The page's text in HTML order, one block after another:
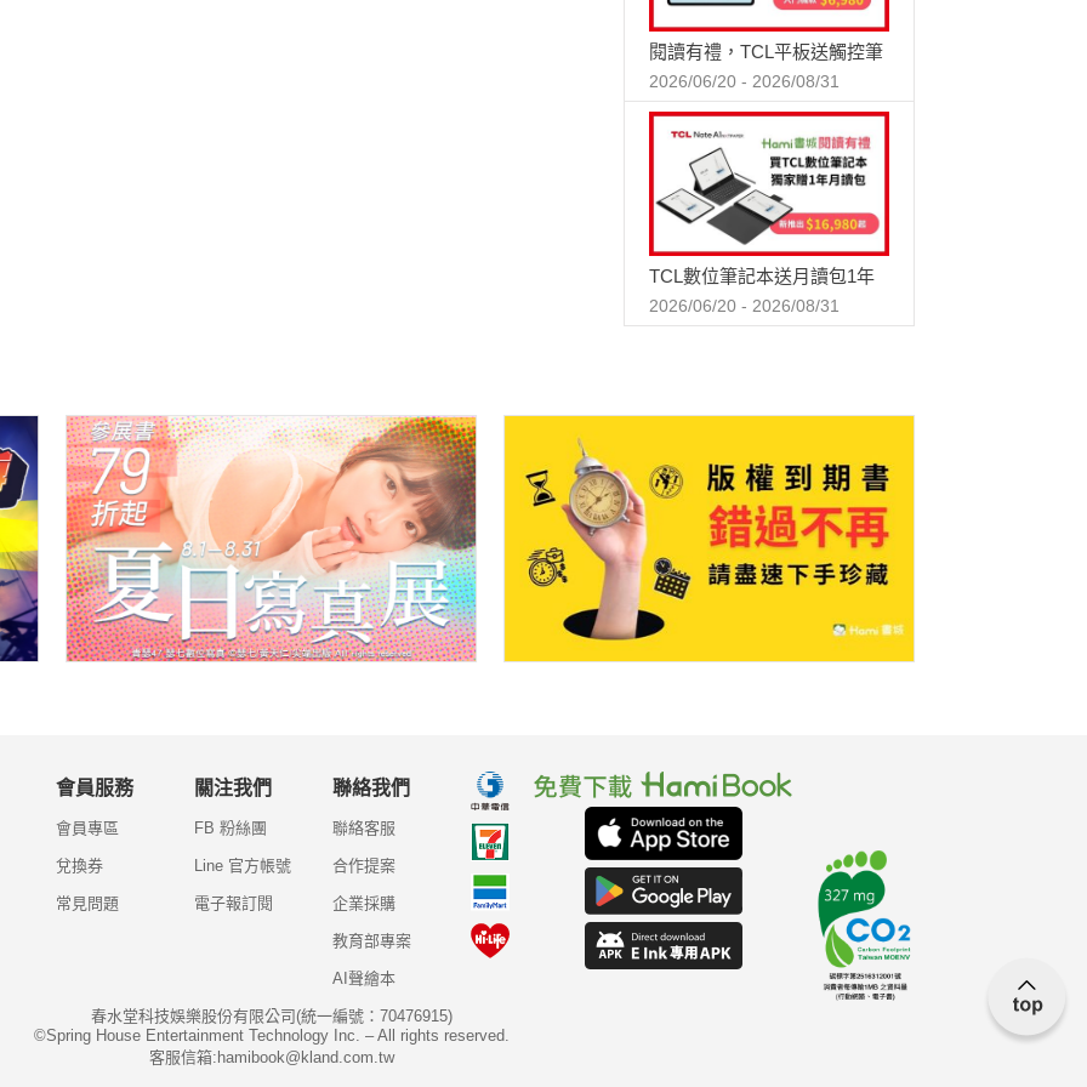
閱讀有禮，TCL平板送觸控筆
2026/06/20 - 2026/08/31
TCL數位筆記本送月讀包1年
2026/06/20 - 2026/08/31
會員服務
會員專區
兌換券
常見問題
關注我們
FB 粉絲團
Line 官方帳號
電子報訂閱
聯絡我們
聯絡客服
合作提案
企業採購
教育部專案
AI聲繪本
春水堂科技娛樂股份有限公司(統一編號：70476915)
©Spring House Entertainment Technology Inc. – All rights reserved.
客服信箱:hamibook@kland.com.tw